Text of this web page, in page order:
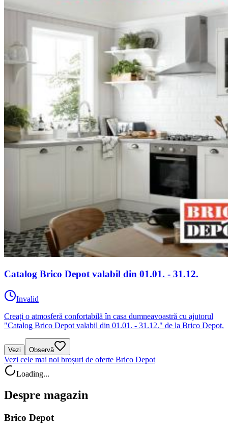
Catalog Brico Depot valabil din 01.01. - 31.12.
Invalid
Creați o atmosferă confortabilă în casa dumneavoastră cu ajutorul
"Catalog Brico Depot valabil din 01.01. - 31.12." de la Brico Depot.
Vezi Observă
Vezi cele mai noi broșuri de oferte Brico Depot
Loading...
Despre magazin
Brico Depot